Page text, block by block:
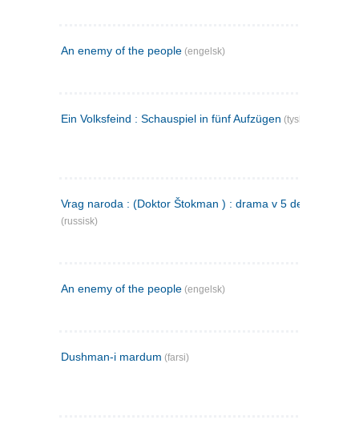
An enemy of the people (engelsk)
Ein Volksfeind : Schauspiel in fünf Aufzügen (tysk)
Vrag naroda : (Doktor Štokman ) : drama v 5 dejstvijach
(russisk)
An enemy of the people (engelsk)
Dushman-i mardum (farsi)